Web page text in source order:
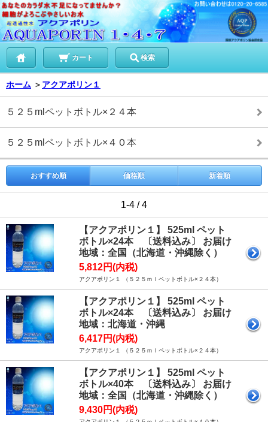
カート 検索
ホーム ＞ アクアポリン１
５２５mlペットボトル×２４本
５２５mlペットボトル×４０本
おすすめ順 価格順 新着順
1-4 / 4
【アクアポリン１】 525ml ペット
ボトル×24本 〔送料込み〕 お届け
地域：全国（北海道・沖縄除く）
5,812円(内税)
アクアポリン１ （５２５ｍｌペットボトル×２４本）
【アクアポリン１】 525ml ペット
ボトル×24本 〔送料込み〕 お届け
地域：北海道・沖縄
6,417円(内税)
アクアポリン１ （５２５ｍｌペットボトル×２４本）
【アクアポリン１】 525ml ペット
ボトル×40本 〔送料込み〕 お届け
地域：全国（北海道・沖縄除く）
9,430円(内税)